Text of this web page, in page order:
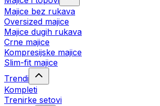
Majice bez rukava
Oversized majice
Majice dugih rukava
Crne majice
Kompresijske majice
Slim-fit majice
Trendi
Kompleti
Trenirke setovi